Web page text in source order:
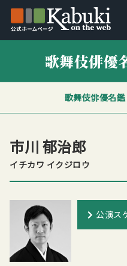
歌舞伎俳優
歌舞伎俳優名鑑
市川 郁治郎
イチカワ イクジロウ
公演ス